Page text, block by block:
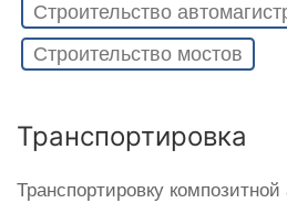
Строительство
Строительство мостов
Транспортировка
Транспортировку